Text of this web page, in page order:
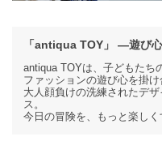
「antiqua TOY」 —遊び
antiqua TOYは、子どもたち
ファッションの遊び心を掛
大人顔負けの洗練されたデ
ス。
今日の冒険を、もっと楽しく